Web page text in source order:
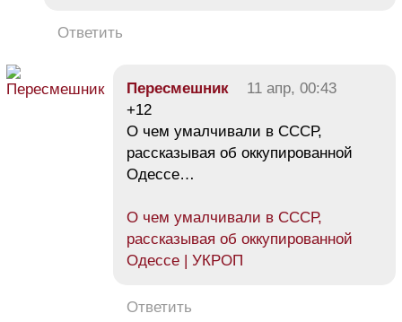
Ответить
Пересмешник
11 апр, 00:43
+12
О чем умалчивали в СССР,
рассказывая об оккупированной
Одессе…
О чем умалчивали в СССР,
рассказывая об оккупированной
Одессе | УКРОП
Ответить